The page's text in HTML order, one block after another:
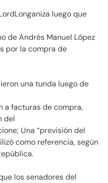
luego que
de Andrés Manuel López
por la compra de
una tunda luego de
a facturas de compra,
del
Una “previsión del
como referencia, según
los senadores del